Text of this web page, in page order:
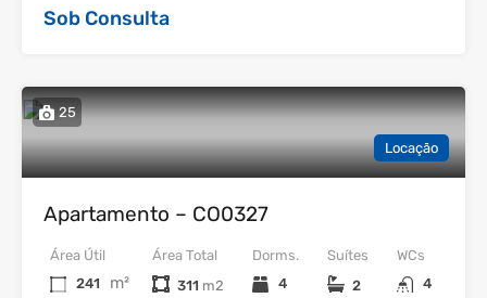
Sob Consulta
25
Locação
Apartamento – CO0327
Dorms.
4
WCs
4
Área Útil
241
m²
Área Total
311
Suítes
2